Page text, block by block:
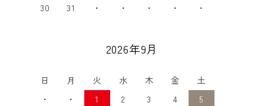
30
31 ・ ・ ・ ・ ・
2026年9月
日 月 火 水 木 金
土
・
・ 1 2 3 4
5